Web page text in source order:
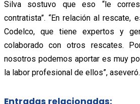
Silva sostuvo que eso “le
contratista”. “En relación al rescate,
Codelco, que tiene expertos y
colaborado con otros rescates.
nosotros podemos aportar es muy
la labor profesional de ellos”, aseveró.
Entradas relacionadas: